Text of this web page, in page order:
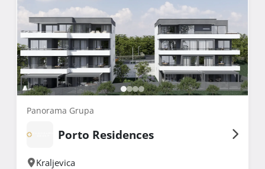
Panorama Grupa
Porto Residences
Kraljevica